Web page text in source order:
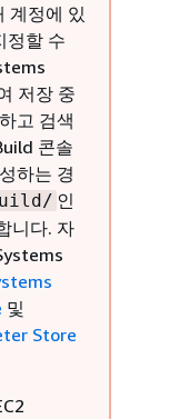
계정에 있
정할 수
저장 중
고 검색
콘솔
하는 경
인
니다. 자
및
Store